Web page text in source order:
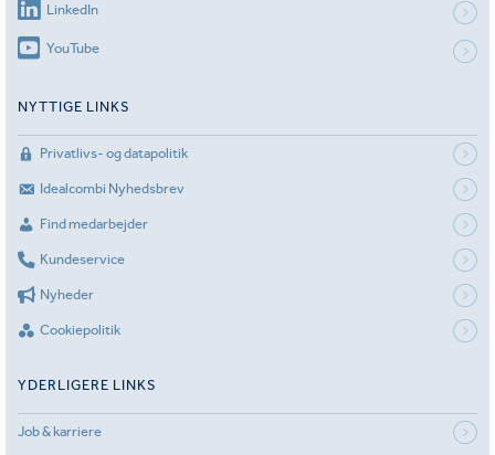
LinkedIn
YouTube
NYTTIGE LINKS
Privatlivs- og datapolitik
Idealcombi Nyhedsbrev
Find medarbejder
Kundeservice
Nyheder
Cookiepolitik
YDERLIGERE LINKS
Job & karriere